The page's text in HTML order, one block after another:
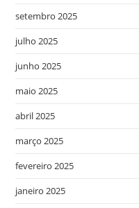
setembro 2025
julho 2025
junho 2025
maio 2025
abril 2025
março 2025
fevereiro 2025
janeiro 2025